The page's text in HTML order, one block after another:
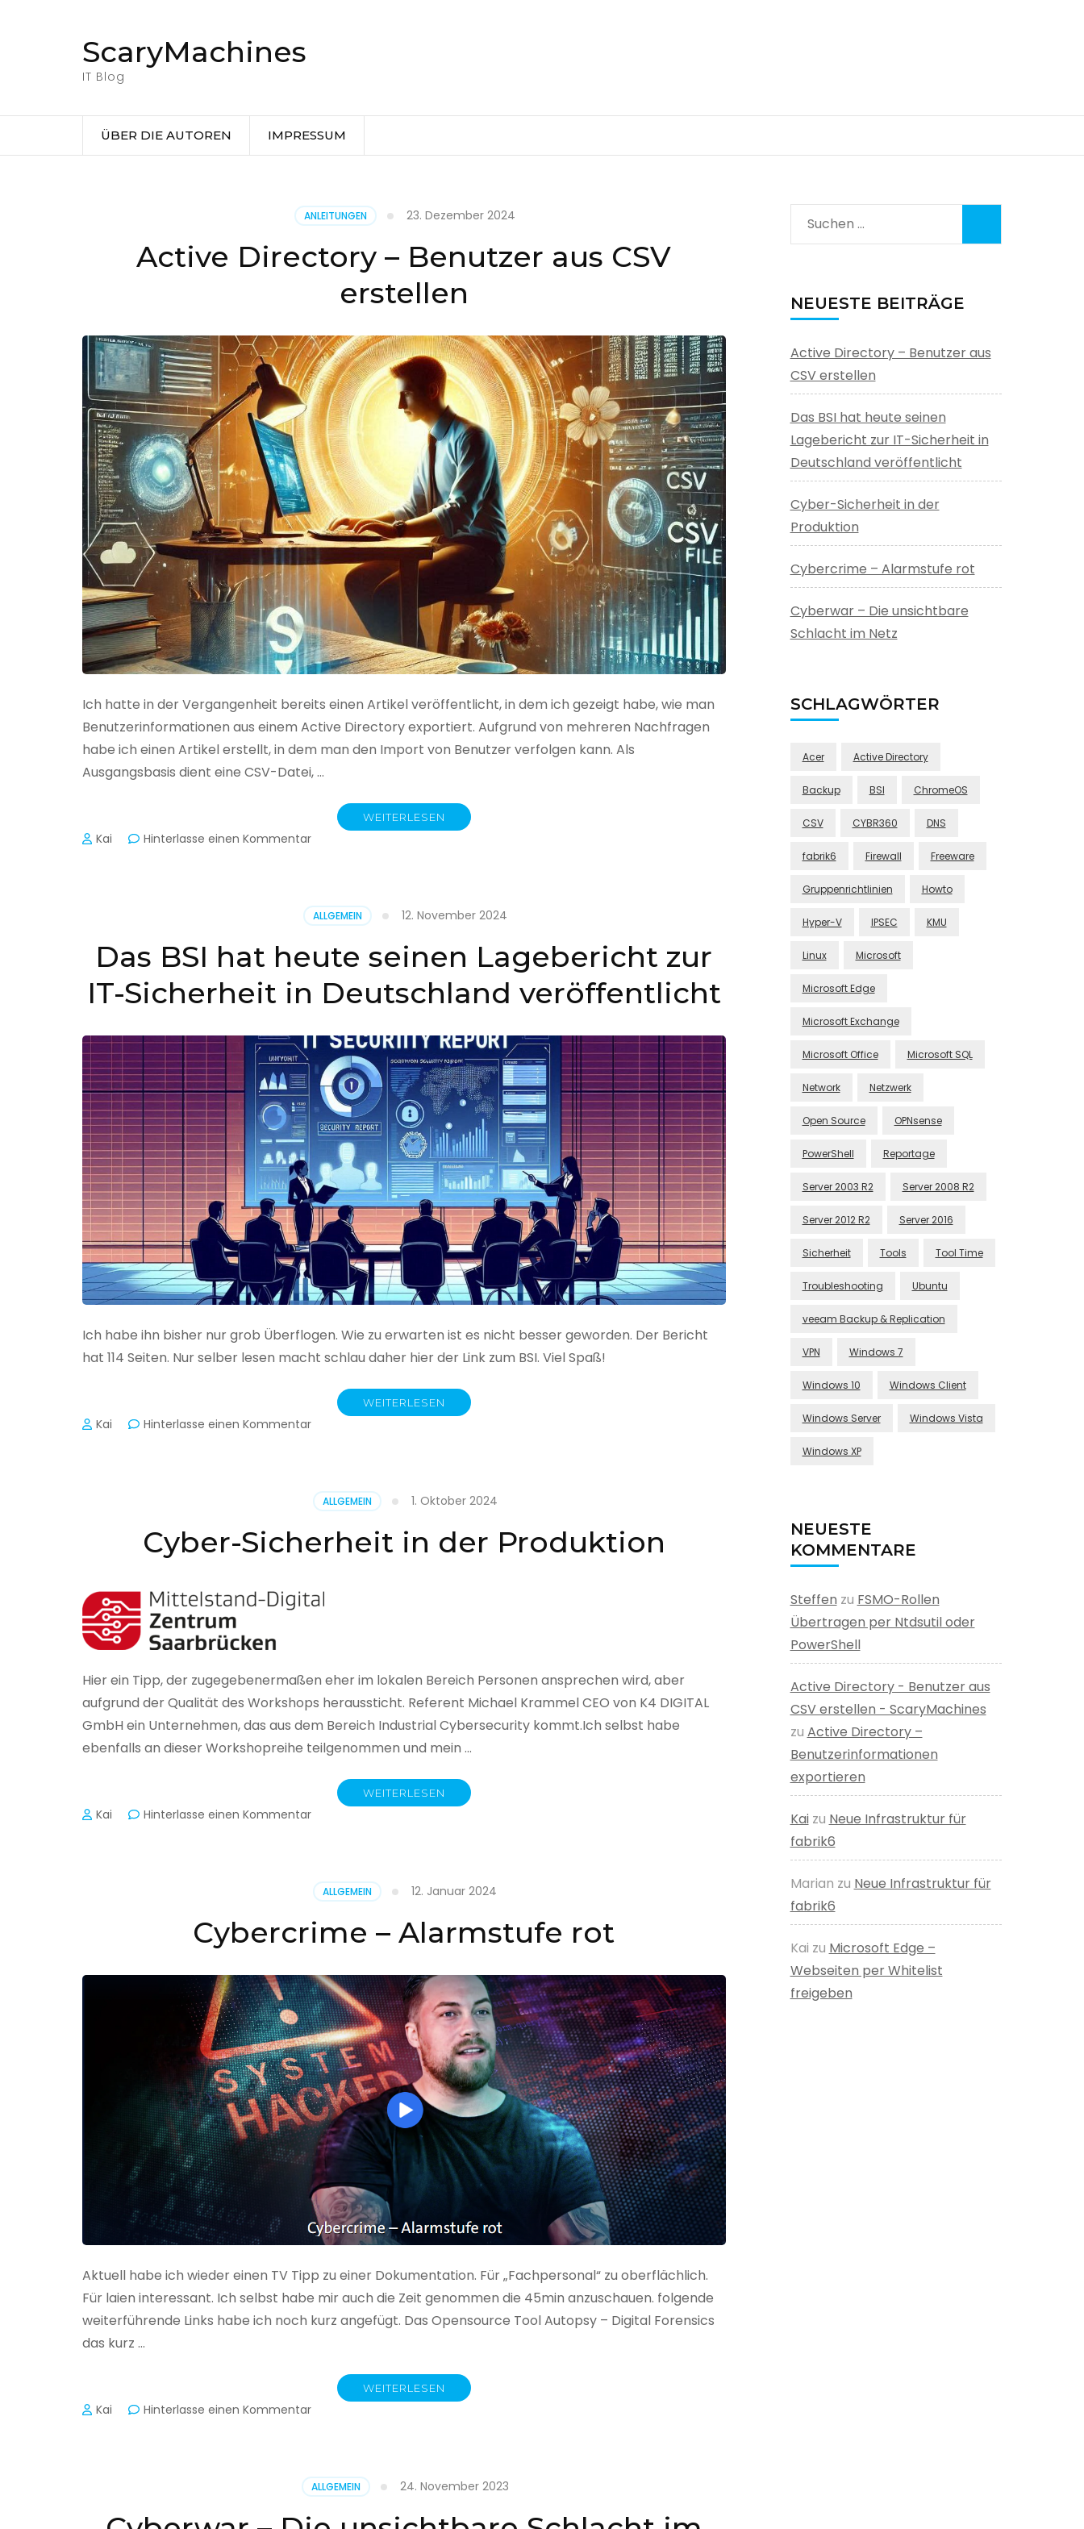
(Eingabetaste
ScaryMachines
IT Blog
ÜBER DIE AUTOREN IMPRESSUM
ANLEITUNGEN 23. Dezember 2024
Active Directory – Benutzer aus CSV
erstellen
Ich hatte in der Vergangenheit bereits einen Artikel veröffentlicht, in dem ich gezeigt habe, wie man
Benutzerinformationen aus einem Active Directory exportiert. Aufgrund von mehreren Nachfragen
habe ich einen Artikel erstellt, in dem man den Import von Benutzer verfolgen kann. Als
Ausgangsbasis dient eine CSV-Datei, …
WEITERLESEN
Kai Hinterlasse einen Kommentarzu
Benutzer
aus
erstellen
ALLGEMEIN 12. November 2024
Das BSI hat heute seinen Lagebericht zur
IT-Sicherheit in Deutschland veröffentlicht
Ich habe ihn bisher nur grob Überflogen. Wie zu erwarten ist es nicht besser geworden. Der Bericht
hat 114 Seiten. Nur selber lesen macht schlau daher hier der Link zum BSI. Viel Spaß!
WEITERLESEN
Kai Hinterlasse einen Kommentarzu
heute
seinen
zur
in
Deutschland
ALLGEMEIN 1. Oktober 2024
Cyber-Sicherheit in der Produktion
Hier ein Tipp, der zugegebenermaßen eher im lokalen Bereich Personen ansprechen wird, aber
aufgrund der Qualität des Workshops heraussticht. Referent Michael Krammel CEO von K4 DIGITAL
GmbH ein Unternehmen, das aus dem Bereich Industrial Cybersecurity kommt.Ich selbst habe
ebenfalls an dieser Workshopreihe teilgenommen und mein …
WEITERLESEN
Kai Hinterlasse einen Kommentarzu
der
Produktion
ALLGEMEIN 12. Januar 2024
Cybercrime – Alarmstufe rot
Aktuell habe ich wieder einen TV Tipp zu einer Dokumentation. Für „Fachpersonal“ zu oberflächlich.
Für laien interessant. Ich selbst habe mir auch die Zeit genommen die 45min anzuschauen. folgende
weiterführende Links habe ich noch kurz angefügt. Das Opensource Tool Autopsy – Digital Forensics
das kurz …
WEITERLESEN
Kai Hinterlasse einen Kommentarzu
rot
ALLGEMEIN 24. November 2023
Suchen
nach:
NEUESTE BEITRÄGE
Active Directory – Benutzer aus
CSV erstellen
Das BSI hat heute seinen
Lagebericht zur IT-Sicherheit in
Deutschland veröffentlicht
Cyber-Sicherheit in der
Produktion
Cybercrime – Alarmstufe rot
Cyberwar – Die unsichtbare
Schlacht im Netz
SCHLAGWÖRTER
Acer Active Directory
Backup BSI ChromeOS
CSV CYBR360 DNS
fabrik6 Firewall Freeware
Gruppenrichtlinien Howto
Hyper-V IPSEC KMU
Linux Microsoft
Microsoft Edge
Microsoft Exchange
Microsoft Office Microsoft SQL
Network Netzwerk
Open Source OPNsense
PowerShell Reportage
Server 2003 R2 Server 2008 R2
Server 2012 R2 Server 2016
Sicherheit Tools Tool Time
Troubleshooting Ubuntu
veeam Backup & Replication
VPN Windows 7
Windows 10 Windows Client
Windows Server Windows Vista
Windows XP
NEUESTE
KOMMENTARE
Steffen zu FSMO-Rollen
Übertragen per Ntdsutil oder
PowerShell
Active Directory - Benutzer aus
CSV erstellen - ScaryMachines
zu Active Directory –
Benutzerinformationen
exportieren
Kaizu Neue Infrastruktur für
fabrik6
Marian zu Neue Infrastruktur für
fabrik6
Kai zu Microsoft Edge –
Webseiten per Whitelist
freigeben